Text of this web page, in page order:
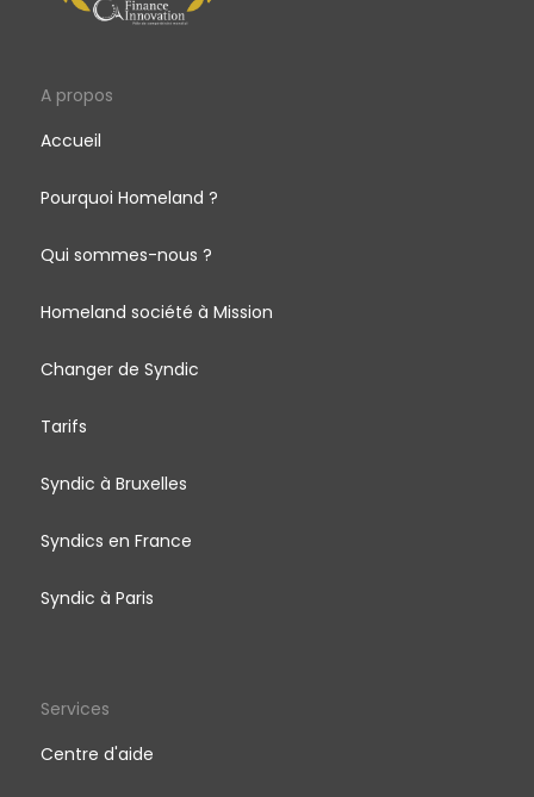
A propos
Accueil
Pourquoi Homeland ?
Qui sommes-nous ?
Homeland société à Mission
Changer de Syndic
Tarifs
Syndic à Bruxelles
Syndics en France
Syndic à Paris
Services
Centre d'aide